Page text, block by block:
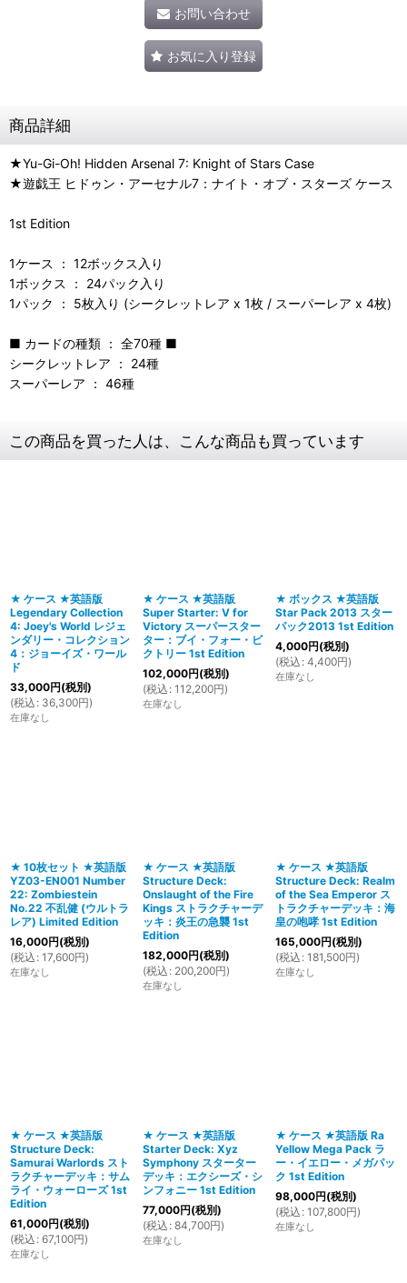
お問い合わせ
お気に入り登録
商品詳細
★Yu-Gi-Oh! Hidden Arsenal 7: Knight of Stars Case
★遊戯王 ヒドゥン・アーセナル7：ナイト・オブ・スターズ ケース
1st Edition
1ケース ： 12ボックス入り
1ボックス ： 24パック入り
1パック ： 5枚入り (シークレットレア x 1枚 / スーパーレア x 4枚)
■ カードの種類 ： 全70種 ■
シークレットレア ： 24種
スーパーレア ： 46種
この商品を買った人は、こんな商品も買っています
★ ケース ★英語版
Legendary Collection
4: Joey's World レジェ
ンダリー・コレクション
4：ジョーイズ・ワール
ド
33,000円(税別)
(税込 : 36,300円)
在庫なし
★ ケース ★英語版
Super Starter: V for
Victory スーパースター
ター：ブイ・フォー・ビ
クトリー 1st Edition
102,000円(税別)
(税込 : 112,200円)
在庫なし
★ ボックス ★英語版
Star Pack 2013 スター
パック2013 1st Edition
4,000円(税別)
(税込 : 4,400円)
在庫なし
★ 10枚セット ★英語版
YZ03-EN001 Number
22: Zombiestein
No.22 不乱健 (ウルトラ
レア) Limited Edition
16,000円(税別)
(税込 : 17,600円)
在庫なし
★ ケース ★英語版
Structure Deck:
Onslaught of the Fire
Kings ストラクチャーデ
ッキ：炎王の急襲 1st
Edition
182,000円(税別)
(税込 : 200,200円)
在庫なし
★ ケース ★英語版
Structure Deck: Realm
of the Sea Emperor ス
トラクチャーデッキ：海
皇の咆哮 1st Edition
165,000円(税別)
(税込 : 181,500円)
在庫なし
★ ケース ★英語版
Structure Deck:
Samurai Warlords スト
ラクチャーデッキ：サム
ライ・ウォーローズ 1st
Edition
61,000円(税別)
(税込 : 67,100円)
在庫なし
★ ケース ★英語版
Starter Deck: Xyz
Symphony スターター
デッキ：エクシーズ・シ
ンフォニー 1st Edition
77,000円(税別)
(税込 : 84,700円)
在庫なし
★ ケース ★英語版 Ra
Yellow Mega Pack ラ
ー・イエロー・メガパッ
ク 1st Edition
98,000円(税別)
(税込 : 107,800円)
在庫なし